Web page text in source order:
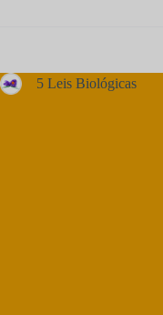
5 Leis Biológicas